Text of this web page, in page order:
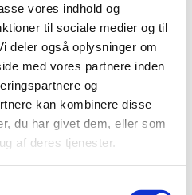
vores indhold og
til sociale medier og til
deler også oplysninger om
med vores partnere inden
og
kan kombinere disse
du har givet dem, eller som
af deres tjenester.
skal i
et nyt it-system til
Uddannelsesstøtte. IT-
SU-administrationen på
og i styrelsen i mange år
til at realisere
effektiv og
med den
ser meget frem til et godt
siger vicedirektør i